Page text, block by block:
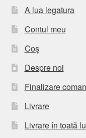
A lua legatura
Contul meu
Coș
Despre noi
Finalizare
Livrare
Livrare în toată